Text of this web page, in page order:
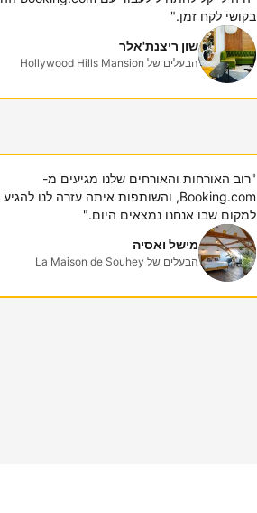
בקושי לקח זמן."
שון ריצנת'אלר
הבעלים של Hollywood Hills Mansion
"רוב האורחות והאורחים שלנו מגיעים מ-
Booking.com, והשותפות איתה עזרה לנו להגיע
למקום שבו אנחנו נמצאים היום."
מישל ואסיה
הבעלים של La Maison de Souhey